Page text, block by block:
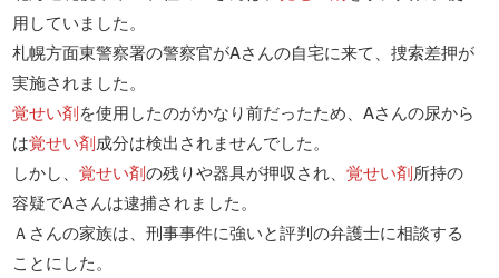
用していました。
札幌方面東警察署の警察官がAさんの自宅に来て、捜索差押が
実施されました。
覚せい剤を使用したのがかなり前だったため、Aさんの尿から
は覚せい剤成分は検出されませんでした。
しかし、覚せい剤の残りや器具が押収され、覚せい剤所持の
容疑でAさんは逮捕されました。
Ａさんの家族は、刑事事件に強いと評判の弁護士に相談する
ことにした。